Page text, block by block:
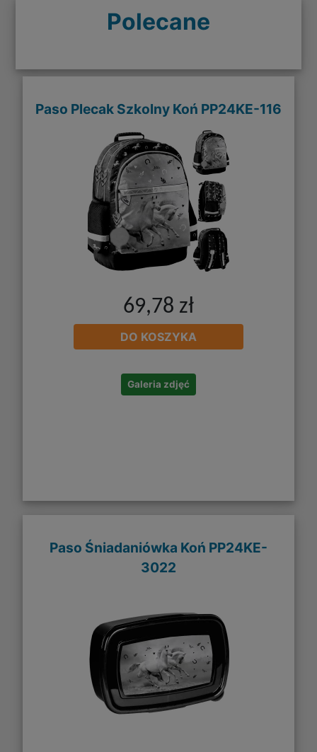
Polecane
Paso Plecak Szkolny Koń PP24KE-116
69,78 zł
DO KOSZYKA
Galeria zdjęć
Paso Śniadaniówka Koń PP24KE-
3022